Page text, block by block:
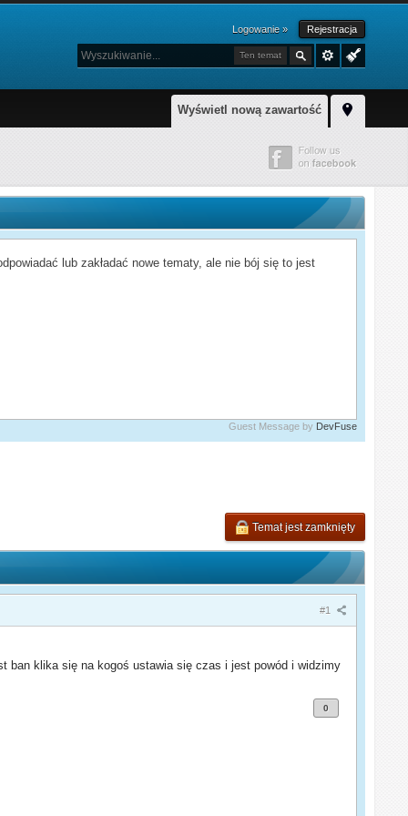
Logowanie » Rejestracja
Ten temat
Wyświetl nową zawartość
lub zakładać nowe tematy, ale nie bój się to jest
Guest Message by DevFuse
Temat jest zamknięty
#1
ban klika się na kogoś ustawia się czas i jest powód i widzimy
0